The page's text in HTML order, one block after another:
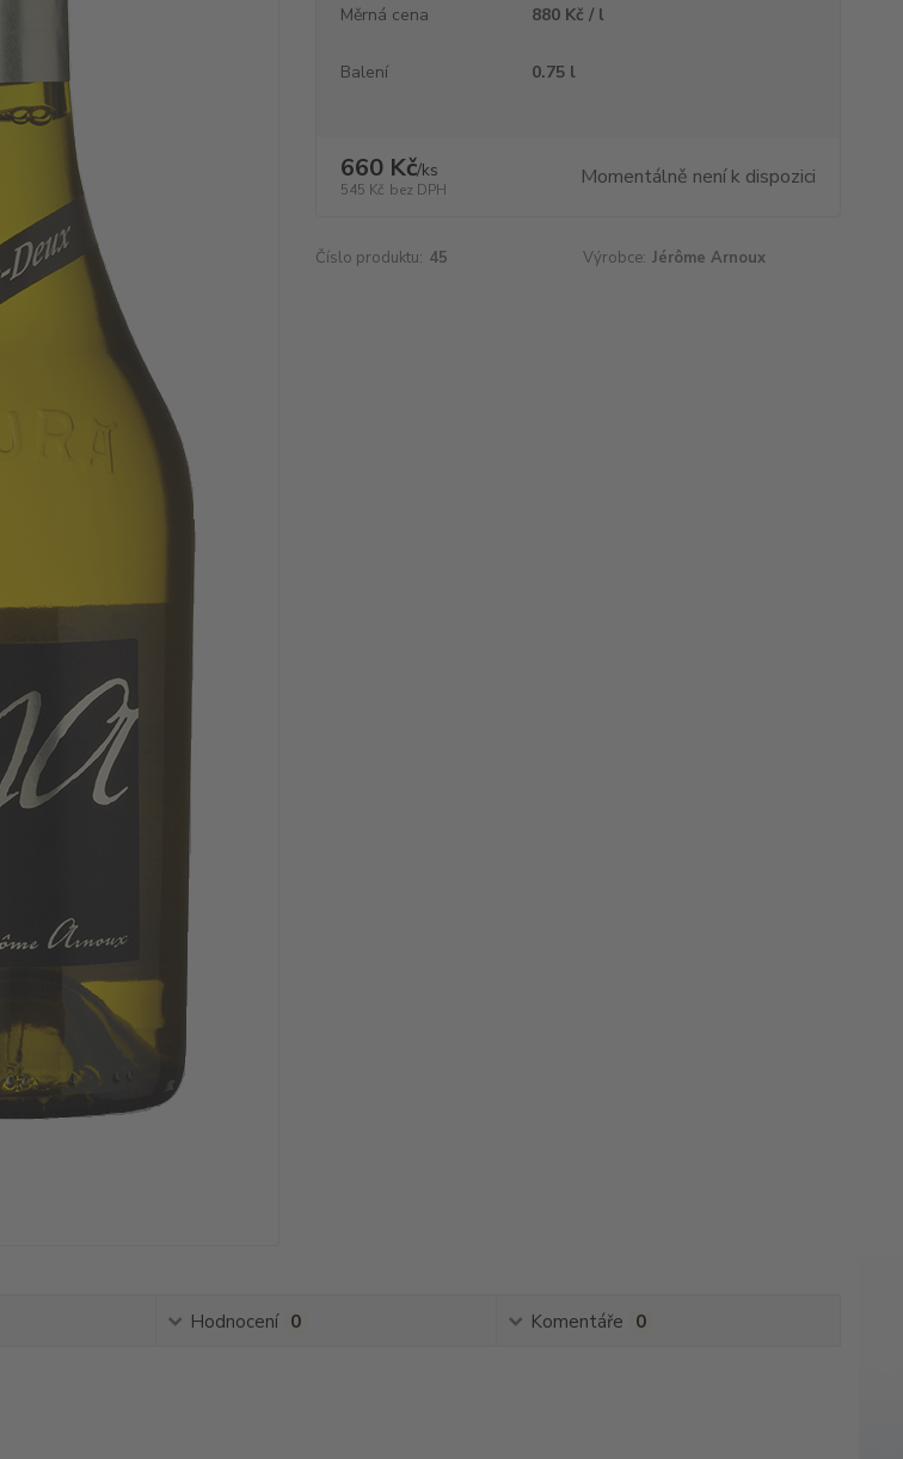
Měrná cena
880 Kč / l
Balení 0.75 l
660 Kč/ks
545 Kč bez DPH Momentálně není k dispozici
Číslo produktu: 45 Výrobce: Jérôme Arnoux
Hodnocení 0 Komentáře 0